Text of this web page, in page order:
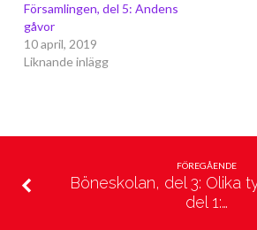
Församlingen, del 5: Andens
gåvor
10 april, 2019
Liknande inlägg
FÖREGÅENDE
Böneskolan, del 3: Olika
del 1:…